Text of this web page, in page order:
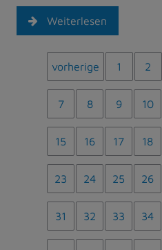
Weiterlesen
vorherige 1 2
7 8 9 10
15 16 17 18
23 24 25 26
31 32 33 34